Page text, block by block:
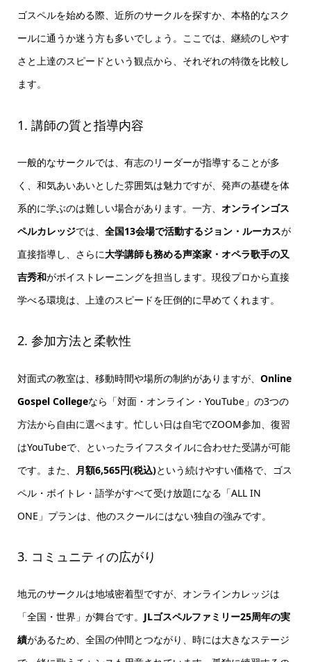
ゴスペルを始める際、近所のサークルを探すか、本格的なスク
ールに通うか迷う方も多いでしょう。ここでは、継続のしやす
さと上達のスピードという観点から、それぞれの特徴を比較し
ます。
1. 講師の質と指導内容
一般的なサークルでは、有志のリーダーが指導することが多
く、和気あいあいとした雰囲気は魅力ですが、発声の基礎を体
系的に学ぶのは難しい場合があります。一方、 オンラインゴス
ペルカレッジでは、 全国13会場で活動するジョン・ルーカスが
直接指導し、さらに大学講師も務める声楽家・オペラ歌手の又
吉秀和がボイストレーニングを担当します。現役プロから直接
学べる環境は、上達のスピードを圧倒的に早めてくれます。
2. 参加方法と柔軟性
対面式の教室は、移動時間や場所の制約がありますが、 Online
Gospel Collegeなら「対面・オンライン・YouTube」の3つの
方法から自由に選べます。忙しい日は自宅でZOOM参加、復習
はYouTubeで、といったライフスタイルに合わせた受講が可能
です。また、
月額6,565円(税込)という続けやすい価格で、ゴス
ペル・ボイトレ・語学がすべて受け放題になる「ALL IN
ONE」プランは、他のスクールにはない独自の強みです。
3. コミュニティの広がり
地元のサークルは地域密着型ですが、オンラインカレッジは
「全国・世界」が舞台です。 JLゴスペルファミリー25周年の実
績があるため、全国の仲間とつながり、時には大きなステージ